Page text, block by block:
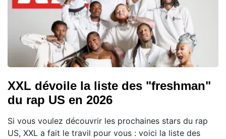
XXL dévoile la liste des "freshman"
du rap US en 2026
Si vous voulez découvrir les prochaines stars du rap
US, XXL a fait le travil pour vous : voici la liste des